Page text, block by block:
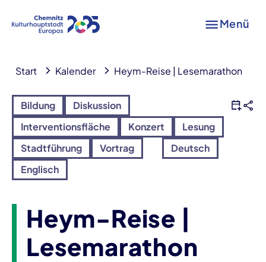
Menü
Start Kalender Heym-Reise | Lesemarathon
Bildung
Diskussion
Interventionsfläche
Konzert
Lesung
Stadtführung
Vortrag
Deutsch
Englisch
Heym-Reise |
Lesemarathon